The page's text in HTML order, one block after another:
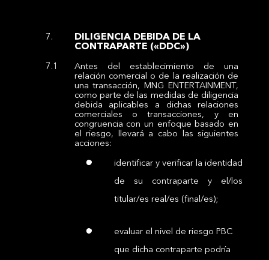
DILIGENCIA DEBIDA DE LA
CONTRAPARTE («DDC»)
Antes del establecimiento de una
relación comercial o de la realización de
una transacción, MNG ENTERTAINMENT,
como parte de las medidas de diligencia
debida aplicables a dichas relaciones
comerciales o transacciones, y en
congruencia con un enfoque basado en
el riesgo, llevará a cabo las siguientes
acciones:
identificar y verificar la identidad
de su contraparte y el/los
titular/es real/es (final/es);
evaluar el nivel de riesgo PBC
que dicha contraparte podría